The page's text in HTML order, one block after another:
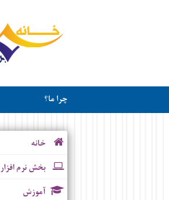
چرا ما؟
خانه
بخش نرم افزار
آموزش